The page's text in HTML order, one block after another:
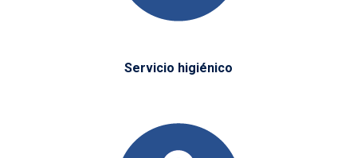
Servicio higiénico